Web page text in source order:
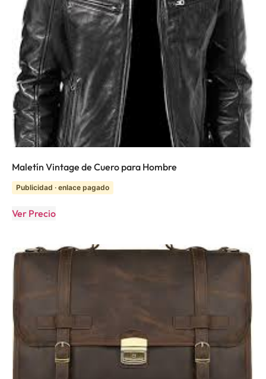
Maletín Vintage de Cuero para Hombre
Publicidad · enlace pagado
Ver Precio